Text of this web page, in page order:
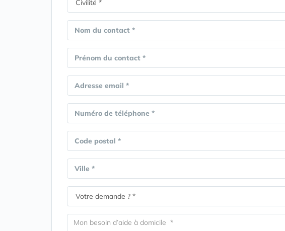
Nom du contact *
Prénom du contact *
Adresse email *
Numéro de téléphone *
Code postal *
Ville *